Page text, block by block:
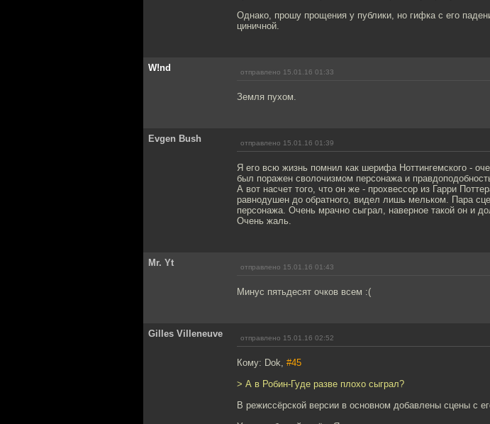
Однако, прошу прощения у публики, но гифка с его
циничной.
W!nd отправлено 15.01.16 01:33
Земля пухом.
Evgen Bush отправлено 15.01.16 01:39
Я его всю жизнь помнил как шерифа Ноттингемского -
был поражен сволочизмом персонажа и
А вот насчет того, что он же - прохвессор из Гарри
равнодушен до обратного, видел лишь мельком. Пара
персонажа. Очень мрачно сыграл, наверное такой он и
Очень жаль.
Mr. Yt отправлено 15.01.16 01:43
Минус пятьдесят очков всем :(
Gilles Villeneuve отправлено 15.01.16 02:52
Кому: Dok, #45
> А в Робин-Гуде разве плохо сыграл?
В режиссёрской версии в основном добавлены сцены с